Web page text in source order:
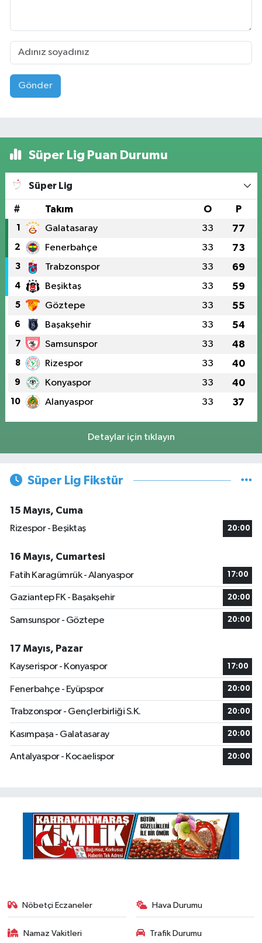
Gönder
Süper Lig Puan Durumu
Süper Lig
# Takım O P
1 Galatasaray 33 77
2 Fenerbahçe 33 73
3 Trabzonspor 33 69
4 Beşiktaş 33 59
5 Göztepe 33 55
6 Başakşehir 33 54
7 Samsunspor 33 48
8 Rizespor 33 40
9 Konyaspor 33 40
10 Alanyaspor 33 37
Detaylar için tıklayın
Süper Lig Fikstür
15 Mayıs, Cuma
Rizespor - Beşiktaş
20:00
16 Mayıs, Cumartesi
Fatih Karagümrük - Alanyaspor
17:00
Gaziantep FK - Başakşehir 20:00
Samsunspor - Göztepe 20:00
17 Mayıs, Pazar
Kayserispor - Konyaspor
17:00
Fenerbahçe - Eyüpspor 20:00
Trabzonspor - Gençlerbirliği S.K. 20:00
Kasımpaşa - Galatasaray 20:00
Antalyaspor - Kocaelispor 20:00
Nöbetçi Eczaneler Hava Durumu
Namaz Vakitleri Trafik Durumu